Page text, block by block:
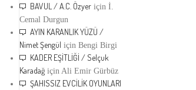
BAVUL / A.C. Özyer içinİ.
Cemal Durgun
AYIN KARANLIK YÜZÜ /
Nimet Şengül içinBengi Birgi
KADER EŞİTLİĞİ / Selçuk
Karadağ için Ali Emir Gürbüz
ŞAHISSIZ EVCİLİK OYUNLARI